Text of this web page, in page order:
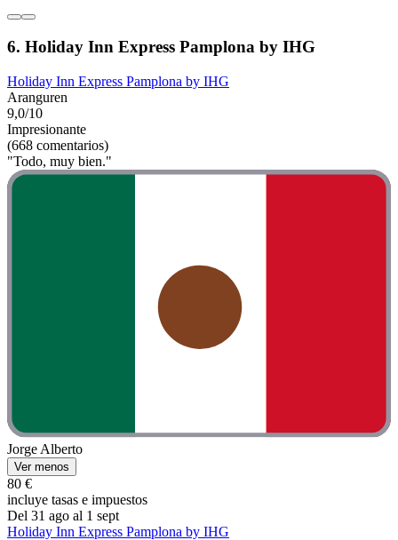
6. Holiday Inn Express Pamplona by IHG
Holiday Inn Express Pamplona by IHG
Aranguren
9,0/10
Impresionante
(668 comentarios)
"Todo, muy bien."
Jorge Alberto
Ver menos
80 €
incluye tasas e impuestos
Del 31 ago al 1 sept
Holiday Inn Express Pamplona by IHG